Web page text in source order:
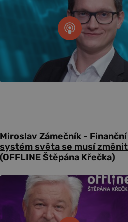
Miroslav Zámečník - Finanční
systém světa se musí změnit
(OFFLINE Štěpána Křečka)